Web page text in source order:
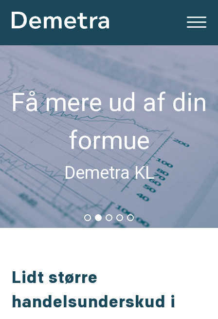
Få mere ud af din
formue
Demetra KL
Lidt større
handelsunderskud i